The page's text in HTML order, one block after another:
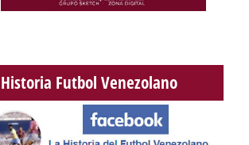
Historia Futbol Venezolano